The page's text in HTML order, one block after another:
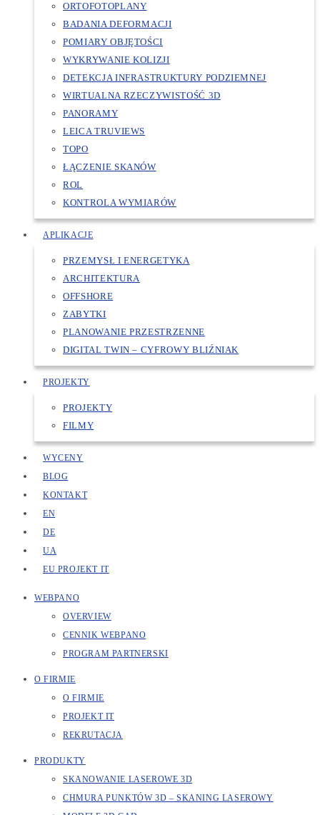
ORTOFOTOPLANY
BADANIA DEFORMACJI
POMIARY OBJĘTOŚCI
WYKRYWANIE KOLIZJI
DETEKCJA INFRASTRUKTURY PODZIEMNEJ
WIRTUALNA RZECZYWISTOŚĆ 3D
PANORAMY
LEICA TRUVIEWS
TOPO
ŁĄCZENIE SKANÓW
ROL
KONTROLA WYMIARÓW
APLIKACJE
PRZEMYSŁ I ENERGETYKA
ARCHITEKTURA
OFFSHORE
ZABYTKI
PLANOWANIE PRZESTRZENNE
DIGITAL TWIN – CYFROWY BLIŹNIAK
PROJEKTY
PROJEKTY
FILMY
WYCENY
BLOG
KONTAKT
EN
DE
UA
EU PROJEKT IT
WEBPANO
OVERVIEW
CENNIK WEBPANO
PROGRAM PARTNERSKI
O FIRMIE
O FIRMIE
PROJEKT IT
REKRUTACJA
PRODUKTY
SKANOWANIE LASEROWE 3D
CHMURA PUNKTÓW 3D – SKANING LASEROWY